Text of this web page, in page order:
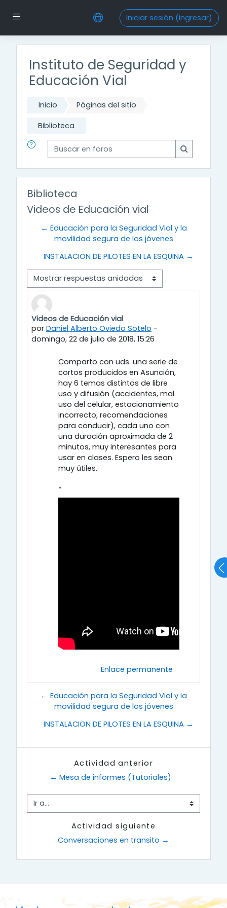
Pánel lateral Iniciar sesión (ingresar)
Instituto de Seguridad y
Educación Vial
Inicio Páginas del sitio
Biblioteca
Buscar en foros
Buscar en
Biblioteca
Videos de Educación vial
← Educación para la Seguridad Vial y la
movilidad segura de los jóvenes
INSTALACION DE PILOTES EN LA ESQUINA →
Modo de visualización
Videos de Educación vial
por Daniel Alberto Oviedo Sotelo -
domingo, 22 de julio de 2018, 15:26
Número de respuestas: 0
Comparto con uds. una serie de
cortos producidos en Asunción,
hay 6 temas distintos de libre
uso y difusión (accidentes, mal
uso del celular, estacionamiento
incorrecto, recomendaciones
para conducir), cada uno con
una duración aproximada de 2
minutos, muy interesantes para
usar en clases. Espero les sean
muy útiles.
*
Enlace permanente
← Educación para la Seguridad Vial y la
movilidad segura de los jóvenes
INSTALACION DE PILOTES EN LA ESQUINA →
Actividad anterior
← Mesa de informes (Tutoriales)
Ir a...
Actividad siguiente
Conversaciones en transito →